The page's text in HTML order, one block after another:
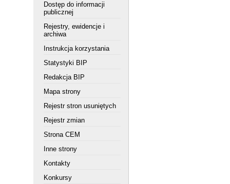
Dostęp do informacji
publicznej
Rejestry, ewidencje i
archiwa
Instrukcja korzystania
Statystyki BIP
Redakcja BIP
Mapa strony
Rejestr stron usuniętych
Rejestr zmian
Strona CEM
Inne strony
Kontakty
Konkursy